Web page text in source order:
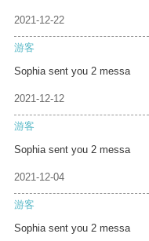
2021-12-22
游客
Sophia sent you 2 messa
2021-12-12
游客
Sophia sent you 2 messa
2021-12-04
游客
Sophia sent you 2 messa